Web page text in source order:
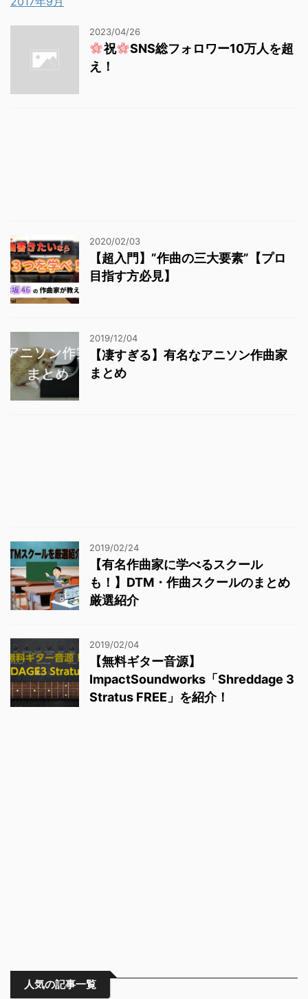
2023/04/26
祝
SNS総フォロワー10万人を超
え！
2020/02/03
【超入門】”作曲の三大要素”【プロ
目指す方必見】
2019/12/04
【凄すぎる】有名なアニソン作曲家
まとめ
2019/02/24
【有名作曲家に学べるスクール
も！】DTM・作曲スクールのまとめ
厳選紹介
2019/02/04
【無料ギター音源】
ImpactSoundworks「Shreddage 3
Stratus FREE」を紹介！
人気の記事一覧